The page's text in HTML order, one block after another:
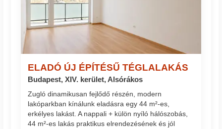
ELADÓ ÚJ ÉPÍTÉSŰ TÉGLALAKÁS
Budapest, XIV. kerület, Alsórákos
Zugló dinamikusan fejlődő részén, modern
lakóparkban kínálunk eladásra egy 44 m²-es,
erkélyes lakást. A nappali + külön nyíló hálószobás,
44 m²-es lakás praktikus elrendezésének és jól